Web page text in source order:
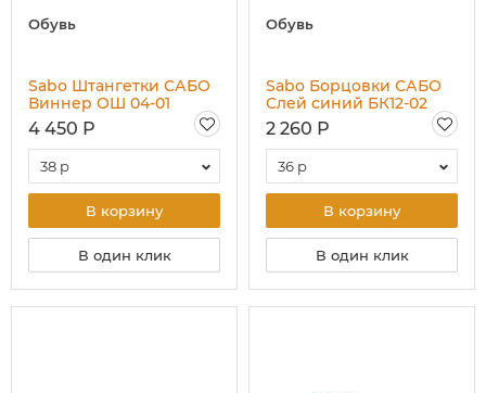
Обувь
Sabo Штангетки САБО
Виннер ОШ 04-01
4 450 Р
38 р
В корзину
В один клик
Обувь
Sabo Борцовки САБО
Слей синий БК12-02
2 260 Р
36 р
В корзину
В один клик